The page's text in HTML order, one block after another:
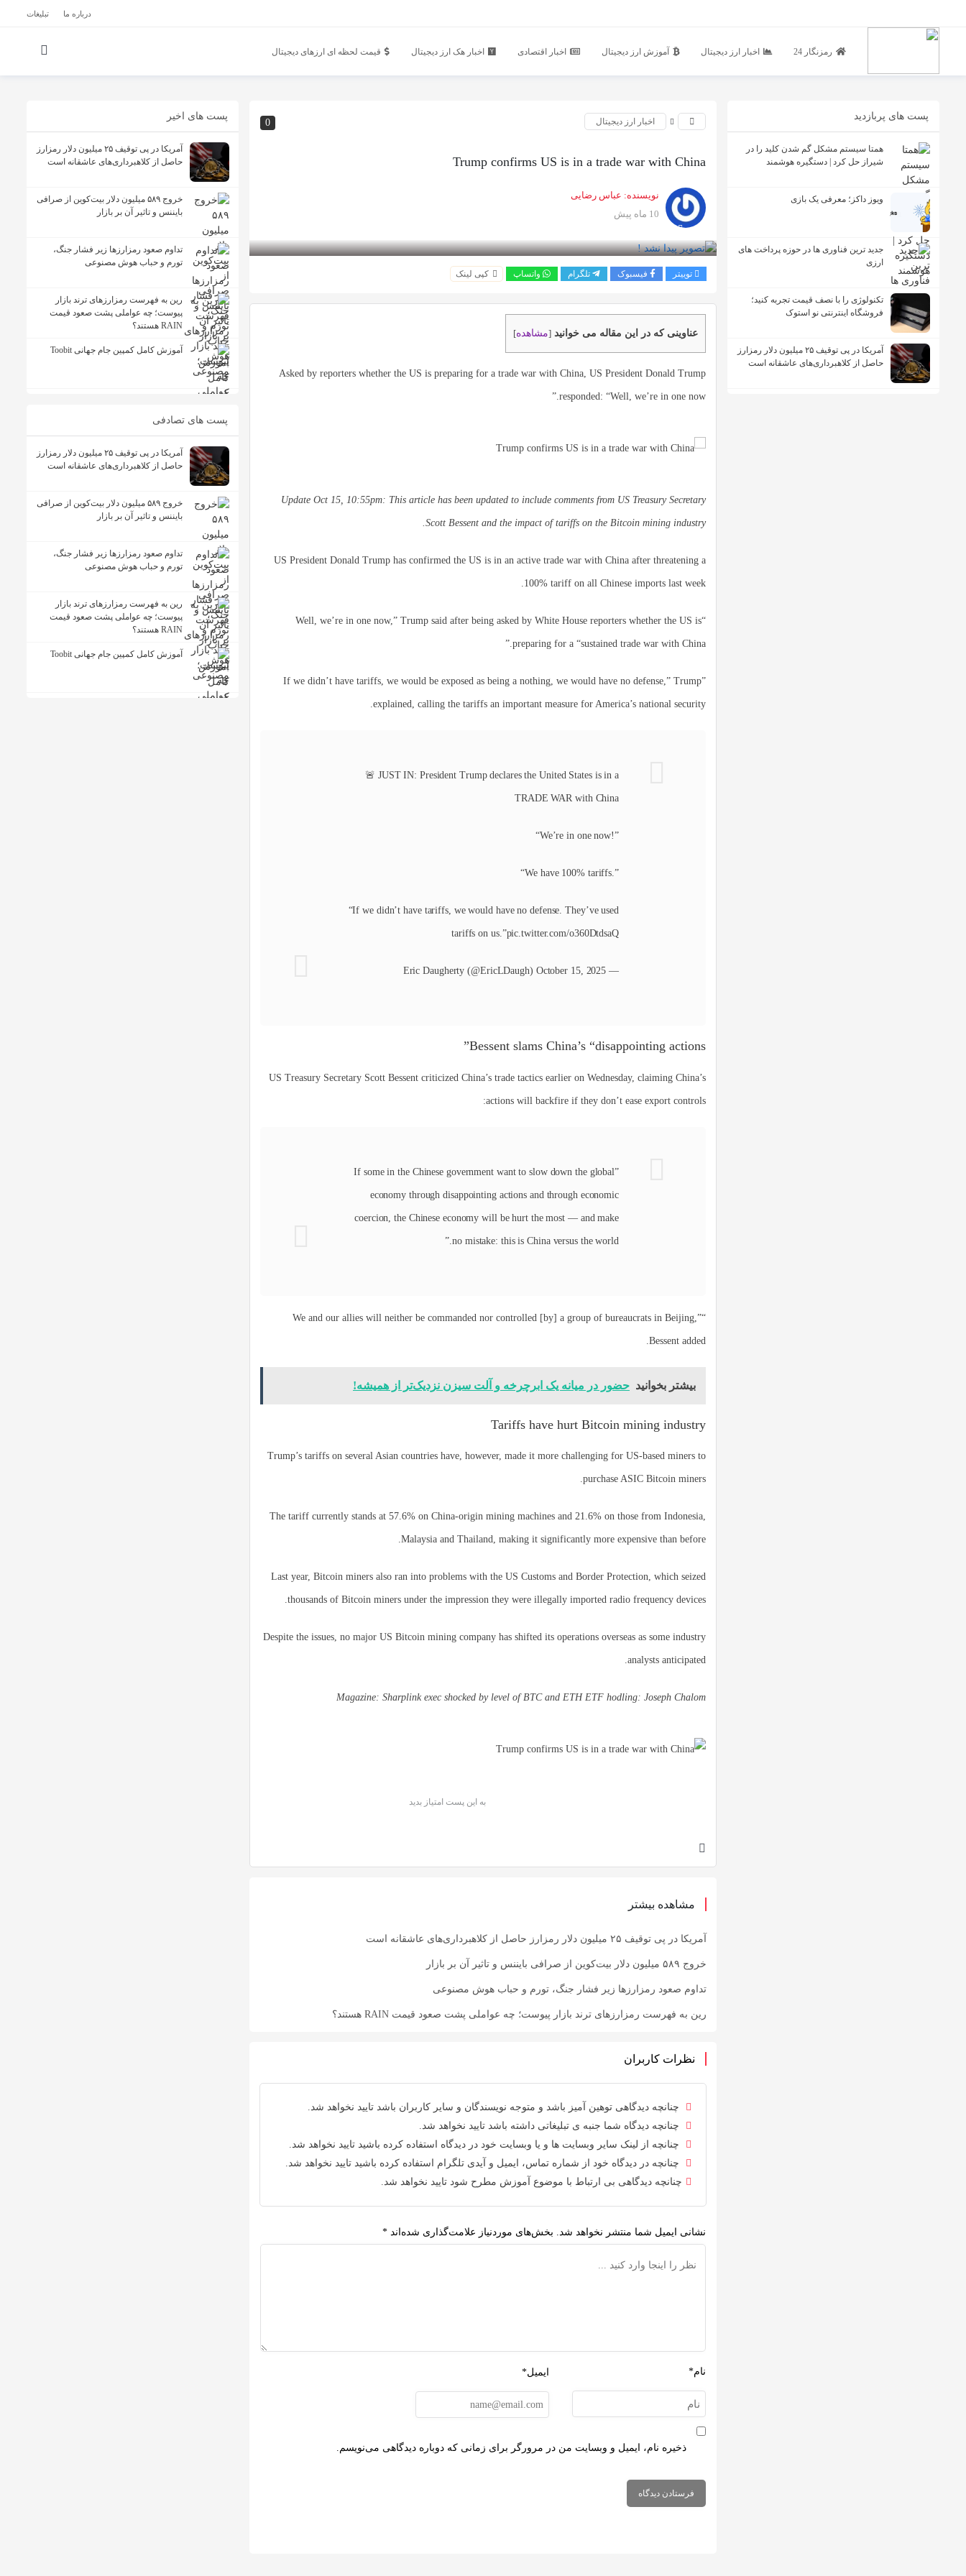
درباره ما تبلیغات
رمزنگار 24 اخبار ارز دیجیتال آموزش ارز دیجیتال اخبار اقتصادی اخبار هک ارز دیجیتال قیمت لحظه ای ارزهای دیجیتال
پست های پربازدید
همتا سیستم مشکل گم شدن کلید را در
شیراز حل کرد | دستگیره هوشمند
ویوز داکز؛ معرفی یک بازی
جدید ترین فناوری ها در حوزه پرداخت های
ارزی
تکنولوژی را با نصف قیمت تجربه کنید؛
فروشگاه اینترنتی نو استوک
آمریکا در پی توقیف ۲۵ میلیون دلار رمزارز
حاصل از کلاهبرداری‌های عاشقانه است
0 اخبار ارز دیجیتال
Trump confirms US is in a trade war with China
نویسنده: عباس رضایی
10 ماه پیش
توییتر فیسبوک تلگرام واتساپ کپی لینک
عناوینی که در این مقاله می خوانید [مشاهده]
Asked by reporters whether the US is preparing for a trade war with China, US President Donald Trump
responded: “Well, we’re in one now.”
Update Oct 15, 10:55pm: This article has been updated to include comments from US Treasury Secretary
Scott Bessent and the impact of tariffs on the Bitcoin mining industry.
US President Donald Trump has confirmed the US is in an active trade war with China after threatening a
100% tariff on all Chinese imports last week.
“Well, we’re in one now,” Trump said after being asked by White House reporters whether the US is
preparing for a “sustained trade war with China.”
”If we didn’t have tariffs, we would be exposed as being a nothing, we would have no defense,” Trump
explained, calling the tariffs an important measure for America’s national security.
🚨 JUST IN: President Trump declares the United States is in a
TRADE WAR with China
“We’re in one now!”
“We have 100% tariffs.”
“If we didn’t have tariffs, we would have no defense. They’ve used
tariffs on us.”pic.twitter.com/o360DtdsaQ
— Eric Daugherty (@EricLDaugh) October 15, 2025
Bessent slams China’s “disappointing actions”
US Treasury Secretary Scott Bessent criticized China’s trade tactics earlier on Wednesday, claiming China’s
actions will backfire if they don’t ease export controls:
”If some in the Chinese government want to slow down the global
economy through disappointing actions and through economic
coercion, the Chinese economy will be hurt the most — and make
no mistake: this is China versus the world.”
“We and our allies will neither be commanded nor controlled [by] a group of bureaucrats in Beijing,”
Bessent added.
بیشتر بخوانید حضور در میانه یک ابرچرخه و آلت ‌سیزن نزدیک‌تر از همیشه!
Tariffs have hurt Bitcoin mining industry
Trump’s tariffs on several Asian countries have, however, made it more challenging for US-based miners to
purchase ASIC Bitcoin miners.
The tariff currently stands at 57.6% on China-origin mining machines and 21.6% on those from Indonesia,
Malaysia and Thailand, making it significantly more expensive than before.
Last year, Bitcoin miners also ran into problems with the US Customs and Border Protection, which seized
thousands of Bitcoin miners under the impression they were illegally imported radio frequency devices.
Despite the issues, no major US Bitcoin mining company has shifted its operations overseas as some industry
analysts anticipated.
Magazine: Sharplink exec shocked by level of BTC and ETH ETF hodling: Joseph Chalom
به این پست امتیاز بدید
مشاهده بیشتر
آمریکا در پی توقیف ۲۵ میلیون دلار رمزارز حاصل از کلاهبرداری‌های عاشقانه است
خروج ۵۸۹ میلیون دلار بیت‌کوین از صرافی بایننس و تاثیر آن بر بازار
تداوم صعود رمزارزها زیر فشار جنگ، تورم و حباب هوش مصنوعی
رین به فهرست رمزارزهای ترند بازار پیوست؛ چه عواملی پشت صعود قیمت RAIN هستند؟
نظرات کاربران
چنانچه دیدگاهی توهین آمیز باشد و متوجه نویسندگان و سایر کاربران باشد تایید نخواهد شد.
چنانچه دیدگاه شما جنبه ی تبلیغاتی داشته باشد تایید نخواهد شد.
چنانچه از لینک سایر وبسایت ها و یا وبسایت خود در دیدگاه استفاده کرده باشید تایید نخواهد شد.
چنانچه در دیدگاه خود از شماره تماس، ایمیل و آیدی تلگرام استفاده کرده باشید تایید نخواهد شد.
چنانچه دیدگاهی بی ارتباط با موضوع آموزش مطرح شود تایید نخواهد شد.
نشانی ایمیل شما منتشر نخواهد شد. بخش‌های موردنیاز علامت‌گذاری شده‌اند *
نام* ایمیل*
ذخیره نام، ایمیل و وبسایت من در مرورگر برای زمانی که دوباره دیدگاهی می‌نویسم.
پست های اخیر
آمریکا در پی توقیف ۲۵ میلیون دلار رمزارز
حاصل از کلاهبرداری‌های عاشقانه است
خروج ۵۸۹ میلیون دلار بیت‌کوین از صرافی
بایننس و تاثیر آن بر بازار
تداوم صعود رمزارزها زیر فشار جنگ،
تورم و حباب هوش مصنوعی
رین به فهرست رمزارزهای ترند بازار
پیوست؛ چه عواملی پشت صعود قیمت
RAIN هستند؟
آموزش کامل کمپین جام جهانی Toobit
پست های تصادفی
آمریکا در پی توقیف ۲۵ میلیون دلار رمزارز
حاصل از کلاهبرداری‌های عاشقانه است
خروج ۵۸۹ میلیون دلار بیت‌کوین از صرافی
بایننس و تاثیر آن بر بازار
تداوم صعود رمزارزها زیر فشار جنگ،
تورم و حباب هوش مصنوعی
رین به فهرست رمزارزهای ترند بازار
پیوست؛ چه عواملی پشت صعود قیمت
RAIN هستند؟
آموزش کامل کمپین جام جهانی Toobit